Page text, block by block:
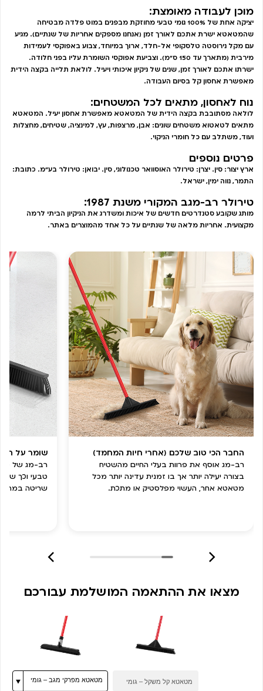
מוכן לעבודה מאומצת:
יציקה אחת של 100% גומי טבעי מחוזקת מבפנים במוט פלדה מבטיחה
שהמטאטא ישרת אתכם לאורך זמן (אנחנו מספקים אחריות של שנתיים). מגיע
עם מקל נירוסטה טלסקופי אל-חלד, ארוך במיוחד, צבוע באפוקסי לעמידות
מירבית (מתארך עד 150 ס”מ). וצביעת אפוקסי השומרת עליו בפני חלודה.
ישרתו אתכם לאורך זמן, שנים של ניקיון איכותי ויעיל. לולאת תלייה בקצה הידית
מאפשרת אחסון קל בסיום העבודה.
נוח לאחסון, מתאים לכל המשטחים:
לולאה מסתובבת בקצה הידית של המטאטא מאפשרת אחסון יעיל. המטאטא
מתאים לטאטוא משטחים שונים: אבן, מרצפות, עץ, למינציה, שטיחים, מחצלות
ועוד, משתלב עם כל חומרי הניקוי.
פרטים נוספים
ארץ יצור: סין. יצרן: טירולר האוסוואר טכנולוגי, סין. יבואן: טירולר בע"מ. כתובת:
התמר, נווה ימין, ישראל.
טירולר רב-מגב המקורי משנת 1987:
מותג שקובע סטנדרטים חדשים של איכות ומשדרג את הניקיון הביתי לרמה
מקצועית. אחריות מלאה של שנתיים על כל אחד מהמוצרים באתר.
החבר הכי טוב שלכם (אחרי חיות המחמד)
רב-מג אוסף את פרוות בעלי החיים מהשטיח
בצורה יעילה יותר אך בו זמנית עדינה יותר מכל
מטאטא אחר, העשוי מפלסטיק או מתכת.
שומר על
טבעי וכך
שריטה במהלך
מצאו את ההתאמה המושלמת עבורכם